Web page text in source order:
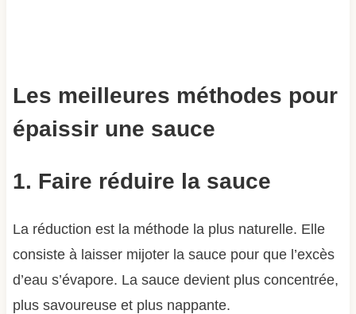
Les meilleures méthodes pour
épaissir une sauce
1. Faire réduire la sauce
La réduction est la méthode la plus naturelle. Elle
consiste à laisser mijoter la sauce pour que l’excès
d’eau s’évapore. La sauce devient plus concentrée,
plus savoureuse et plus nappante.